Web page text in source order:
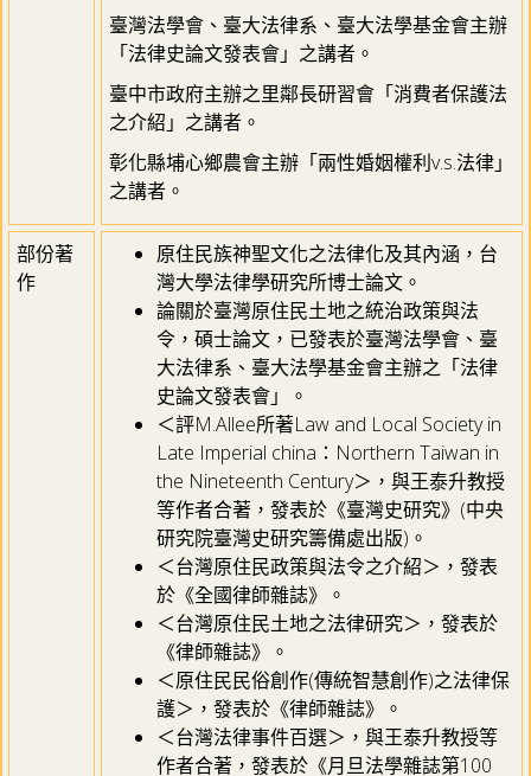
臺灣法學會、臺大法律系、臺大法學基金會主辦
「法律史論文發表會」之講者。
臺中市政府主辦之里鄰長研習會「消費者保護法
之介紹」之講者。
彰化縣埔心鄉農會主辦「兩性婚姻權利v.s.法律」
之講者。
部份著
作
原住民族神聖文化之法律化及其內涵，台
灣大學法律學研究所博士論文。
論關於臺灣原住民土地之統治政策與法
令，碩士論文，已發表於臺灣法學會、臺
大法律系、臺大法學基金會主辦之「法律
史論文發表會」。
＜評M.Allee所著Law and Local Society in
Late Imperial china：Northern Taiwan in
the Nineteenth Century＞，與王泰升教授
等作者合著，發表於《臺灣史研究》(中央
研究院臺灣史研究籌備處出版)。
＜台灣原住民政策與法令之介紹＞，發表
於《全國律師雜誌》。
＜台灣原住民土地之法律研究＞，發表於
《律師雜誌》。
＜原住民民俗創作(傳統智慧創作)之法律保
護＞，發表於《律師雜誌》。
＜台灣法律事件百選＞，與王泰升教授等
作者合著，發表於《月旦法學雜誌第100